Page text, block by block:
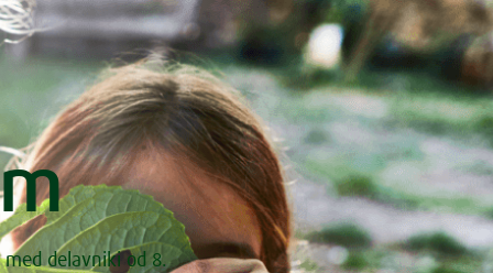
delavniki od 8.